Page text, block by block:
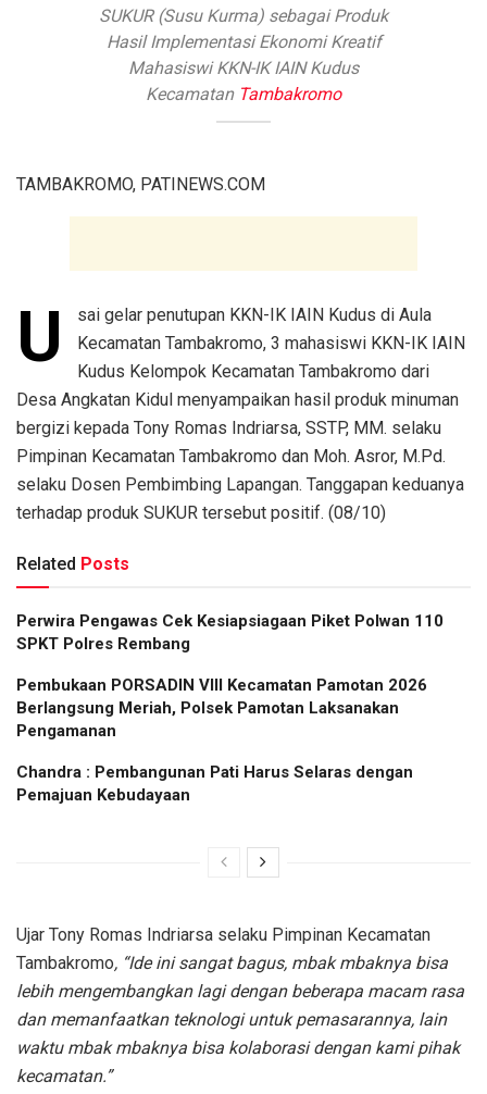
SUKUR (Susu Kurma) sebagai Produk
Hasil Implementasi Ekonomi Kreatif
Mahasiswi KKN-IK IAIN Kudus
Kecamatan Tambakromo
TAMBAKROMO, PATINEWS.COM
U
sai gelar penutupan KKN-IK IAIN Kudus di Aula
Kecamatan Tambakromo, 3 mahasiswi KKN-IK IAIN
Kudus Kelompok Kecamatan Tambakromo dari
Desa Angkatan Kidul menyampaikan hasil produk minuman
bergizi kepada Tony Romas Indriarsa, SSTP, MM. selaku
Pimpinan Kecamatan Tambakromo dan Moh. Asror, M.Pd.
selaku Dosen Pembimbing Lapangan. Tanggapan keduanya
terhadap produk SUKUR tersebut positif. (08/10)
Related Posts
Perwira Pengawas Cek Kesiapsiagaan Piket Polwan 110
SPKT Polres Rembang
Pembukaan PORSADIN VIII Kecamatan Pamotan 2026
Berlangsung Meriah, Polsek Pamotan Laksanakan
Pengamanan
Chandra : Pembangunan Pati Harus Selaras dengan
Pemajuan Kebudayaan
Ujar Tony Romas Indriarsa selaku Pimpinan Kecamatan
Tambakromo, “Ide ini sangat bagus, mbak mbaknya bisa
lebih mengembangkan lagi dengan beberapa macam rasa
dan memanfaatkan teknologi untuk pemasarannya, lain
waktu mbak mbaknya bisa kolaborasi dengan kami pihak
kecamatan.”